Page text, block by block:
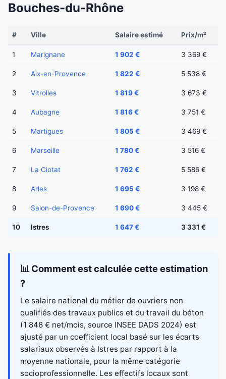
Bouches-du-Rhône
# Ville Salaire estimé Prix/m²
1 Marignane 1 902 € 3 369 €
2 Aix-en-Provence 1 822 € 5 538 €
3 Vitrolles 1 819 € 3 673 €
4 Aubagne 1 816 € 3 751 €
5 Martigues 1 805 € 3 469 €
6 Marseille 1 780 € 3 516 €
7 La Ciotat 1 762 € 5 586 €
8 Arles 1 695 € 3 198 €
9 Salon-de-Provence 1 690 € 3 445 €
10 Istres 1 647 € 3 331 €
📊 Comment est calculée cette estimation
?
Le salaire national du métier de ouvriers non
qualifiés des travaux publics et du travail du béton
(1 848 € net/mois, source INSEE DADS 2024) est
ajusté par un coefficient local basé sur les écarts
salariaux observés à Istres par rapport à la
moyenne nationale, pour la même catégorie
socioprofessionnelle. Les effectifs locaux sont